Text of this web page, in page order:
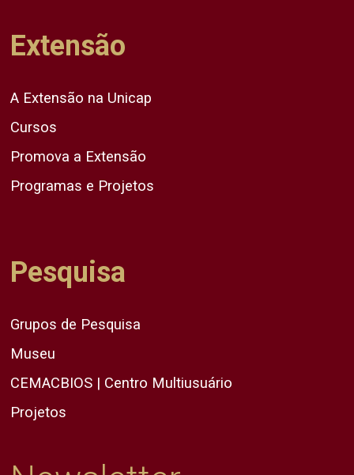
Extensão
A Extensão na Unicap
Cursos
Promova a Extensão
Programas e Projetos
Pesquisa
Grupos de Pesquisa
Museu
CEMACBIOS | Centro Multiusuário
Projetos